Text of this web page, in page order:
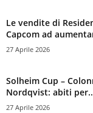
Le vendite di
Capcom ad
27 Aprile 2026
Solheim Cup –
Nordqvist: abiti
27 Aprile 2026